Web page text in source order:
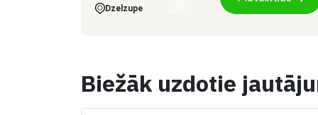
Dzelzupe
Biežāk uzdotie